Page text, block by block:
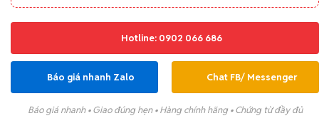
Hotline: 0902 066 686
Báo giá nhanh Zalo Chat FB/ Messenger
Báo giá nhanh • Giao đúng hẹn • Hàng chính hãng • Chứng từ đầy đủ